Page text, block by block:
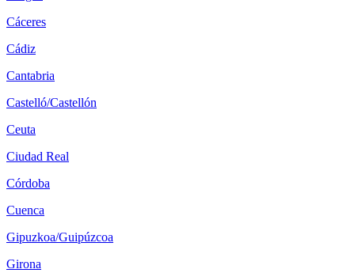
Cáceres
Cádiz
Cantabria
Castelló/Castellón
Ceuta
Ciudad Real
Córdoba
Cuenca
Gipuzkoa/Guipúzcoa
Girona